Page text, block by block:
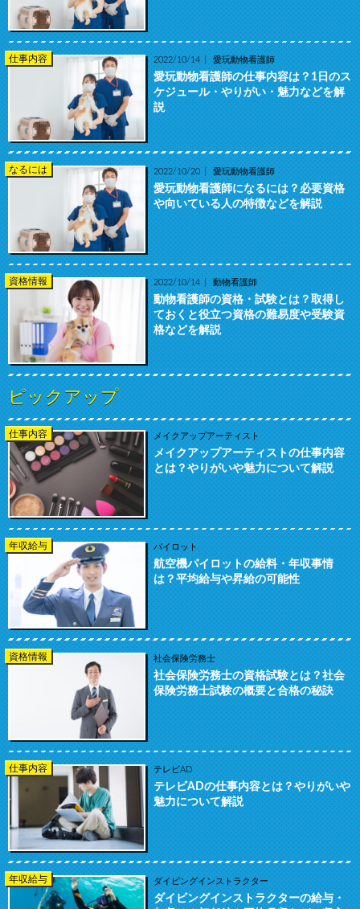
仕事内容 2022/10/14 愛玩動物看護師
愛玩動物看護師の仕事内容は？1日のス
ケジュール・やりがい・魅力などを解
説
なるには 2022/10/20 愛玩動物看護師
愛玩動物看護師になるには？必要資格
や向いている人の特徴などを解説
資格情報 2022/10/14 動物看護師
動物看護師の資格・試験とは？取得し
ておくと役立つ資格の難易度や受験資
格などを解説
ピックアップ
仕事内容 メイクアップアーティスト
メイクアップアーティストの仕事内容
とは？やりがいや魅力について解説
年収給与 パイロット
航空機パイロットの給料・年収事情
は？平均給与や昇給の可能性
資格情報 社会保険労務士
社会保険労務士の資格試験とは？社会
保険労務士試験の概要と合格の秘訣
仕事内容 テレビAD
テレビADの仕事内容とは？やりがいや
魅力について解説
年収給与 ダイビングインストラクター
ダイビングインストラクターの給与・